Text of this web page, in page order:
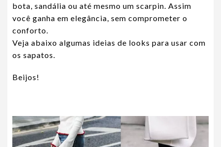
bota, sandália ou até mesmo um scarpin. Assim
você ganha em elegância, sem comprometer o
conforto.
Veja abaixo algumas ideias de looks para usar com
os sapatos.
Beijos!